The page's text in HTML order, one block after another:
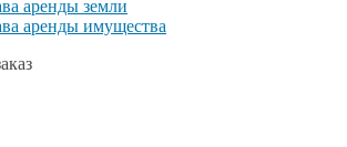
аренды земли
аренды имущества